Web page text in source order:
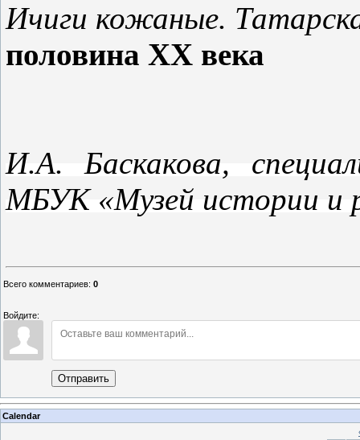
Ичиги кожаные.
половина XX века
И.А. Баскакова,
МБУК «Музей истории и
Всего комментариев: 0
Войдите:
Отправить
Calendar